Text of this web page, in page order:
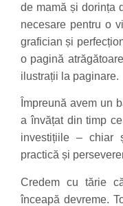
de mamă și dorința
necesare pentru o
grafician și
o pagină
ilustrații la paginare.
Împreună avem un
a învățat din timp
investițiile – chiar
practică și
Credem cu tărie
înceapă devreme.